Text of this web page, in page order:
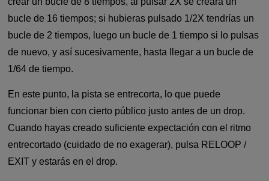
bucle de 16 tiempos; si hubieras pulsado 1/2X tendrías un
bucle de 2 tiempos, luego un bucle de 1 tiempo si lo pulsas
de nuevo, y así sucesivamente, hasta llegar a un bucle de
1/64 de tiempo.
En este punto, la pista se entrecorta, lo que puede
funcionar bien con cierto público justo antes de un drop.
Cuando hayas creado suficiente expectación con el ritmo
entrecortado (cuidado de no exagerar), pulsa RELOOP /
EXIT y estarás en el drop.